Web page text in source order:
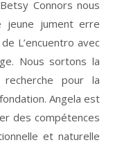
Connors nous
jeune jument erre
L’encuentro avec
Nous sortons la
pour la
Angela est
des compétences
et naturelle